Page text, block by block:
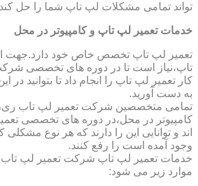
تواند تمامی مشکلات لپ تاپ شما را حل
خدمات تعمیر لپ تاپ و کامپیوتر در محل
تعمیر لپ تاپ تخصص خاص خود دارد.جهت
تاپ،نیاز است تا در دوره های تخصصی
کار تعمیر لپ تاپ را انجام داد تا بتوانید در
به دست آورید.
تمامی متخصصین شرکت تعمیر لپ تاب
کامپیوتر در محل،در دوره های تخصصی
اند و توانایی این را دارند که هر نوع
وجود آمده است را رفع کنند.
خدمات تعمیر لپ تاپ شرکت تعمیر لپ
موارد زیر می شود: